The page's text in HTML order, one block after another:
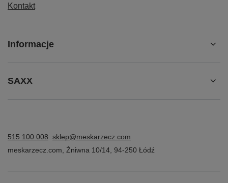
Kontakt
Informacje
SAXX
515 100 008 sklep@meskarzecz.com
meskarzecz.com
Żniwna 10/14 94-250 Łódź